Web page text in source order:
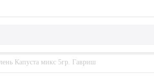
Капуста микс 5гр. Гавриш